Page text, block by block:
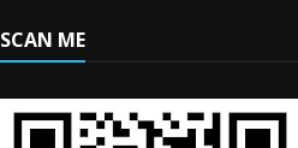
SCAN ME